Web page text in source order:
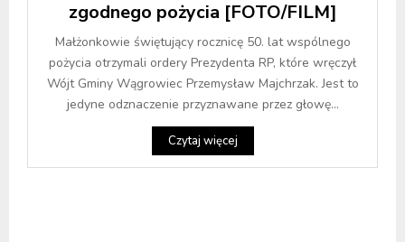
zgodnego pożycia [FOTO/FILM]
Małżonkowie świętujący rocznicę 50. lat wspólnego
pożycia otrzymali ordery Prezydenta RP, które wręczył
Wójt Gminy Wągrowiec Przemysław Majchrzak. Jest to
jedyne odznaczenie przyznawane przez głowę...
Czytaj więcej